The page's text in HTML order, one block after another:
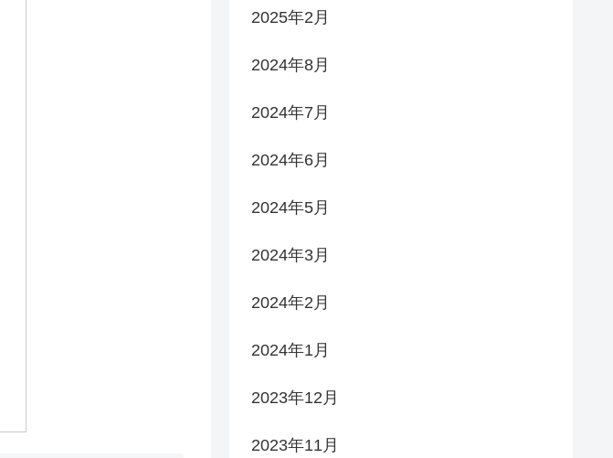
2025年2月
2024年8月
2024年7月
2024年6月
2024年5月
2024年3月
2024年2月
2024年1月
2023年12月
2023年11月